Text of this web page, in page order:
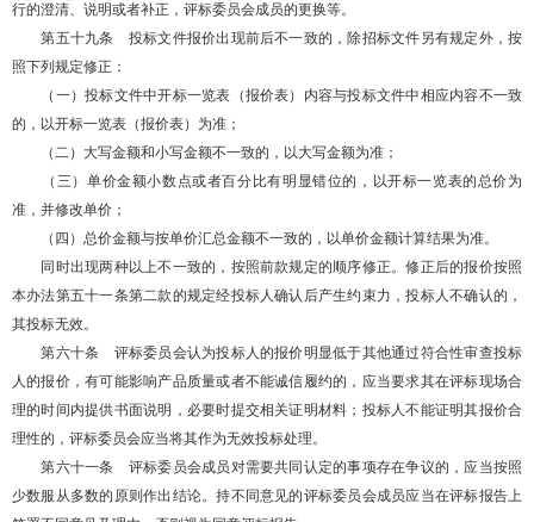
行的澄清、说明或者补正，评标委员会成员的更换等。
第五十九条 投标文件报价出现前后不一致的，除招标文件另有规定外，按
照下列规定修正：
（一）投标文件中开标一览表（报价表）内容与投标文件中相应内容不一致
的，以开标一览表（报价表）为准；
（二）大写金额和小写金额不一致的，以大写金额为准；
（三）单价金额小数点或者百分比有明显错位的，以开标一览表的总价为
准，并修改单价；
（四）总价金额与按单价汇总金额不一致的，以单价金额计算结果为准。
同时出现两种以上不一致的，按照前款规定的顺序修正。修正后的报价按照
本办法第五十一条第二款的规定经投标人确认后产生约束力，投标人不确认的，
其投标无效。
第六十条 评标委员会认为投标人的报价明显低于其他通过符合性审查投标
人的报价，有可能影响产品质量或者不能诚信履约的，应当要求其在评标现场合
理的时间内提供书面说明，必要时提交相关证明材料；投标人不能证明其报价合
理性的，评标委员会应当将其作为无效投标处理。
第六十一条 评标委员会成员对需要共同认定的事项存在争议的，应当按照
少数服从多数的原则作出结论。持不同意见的评标委员会成员应当在评标报告上